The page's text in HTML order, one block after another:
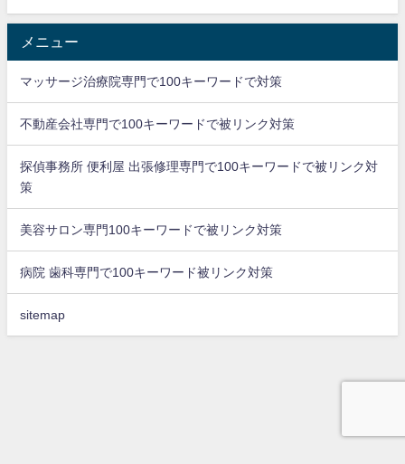
メニュー
マッサージ治療院専門で100キーワードで対策
不動産会社専門で100キーワードで被リンク対策
探偵事務所 便利屋 出張修理専門で100キーワードで被リンク対
策
美容サロン専門100キーワードで被リンク対策
病院 歯科専門で100キーワード被リンク対策
sitemap